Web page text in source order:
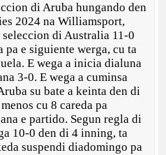
di Aruba hungando den
2024 na Williamsport,
di Australia 11-0
pa e siguiente werga, cu ta
E wega a inicia dialuna
3-0. E wega a cuminsa
su bate a keinta den di
cu 8 careda pa
e partido. Segun regla di
10-0 den di 4 inning, ta
suspendi diadomingo pa